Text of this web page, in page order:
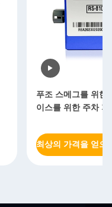
푸조 스메그를 위한
이스를 위한 주차
최상의 가격을 얻으